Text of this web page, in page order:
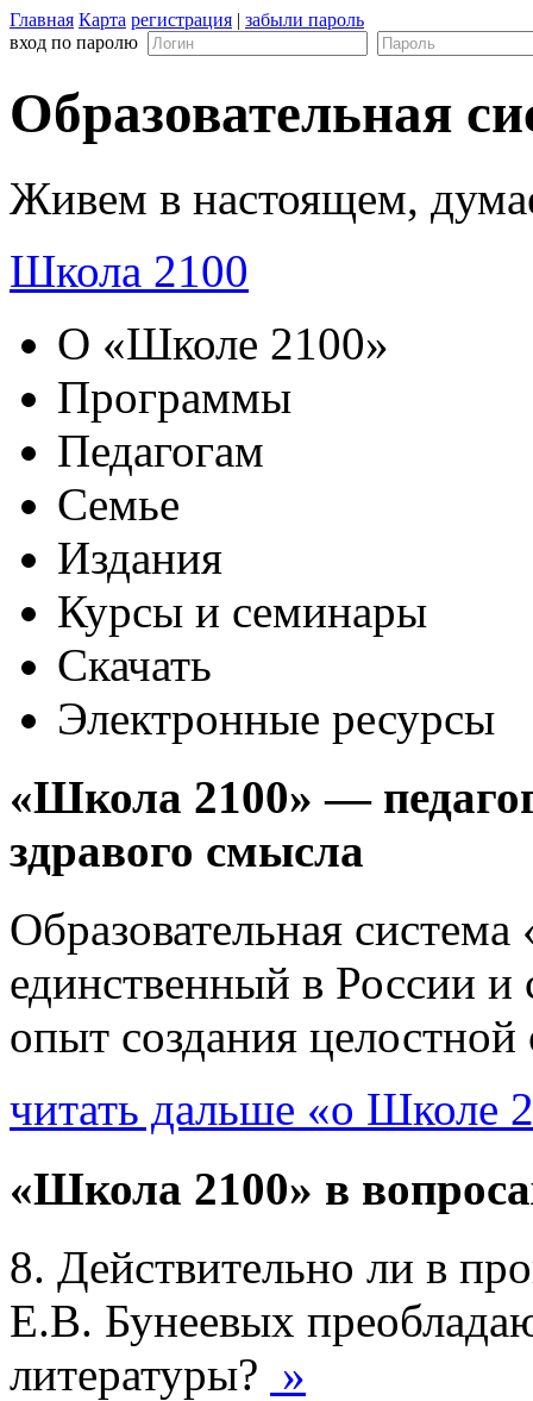
Главная Карта регистрация | забыли пароль
вход по паролю
Образовательная
Живем в настоящем,
Школа 2100
О «Школе 2100»
Программы
Педагогам
Семье
Издания
Курсы и семинары
Скачать
Электронные ресурсы
«Школа 2100» —
здравого смысла
Образовательная
единственный в России
опыт создания
читать дальше «о Школе
«Школа 2100» в
8. Действительно ли в
Е.В. Бунеевых
литературы? »